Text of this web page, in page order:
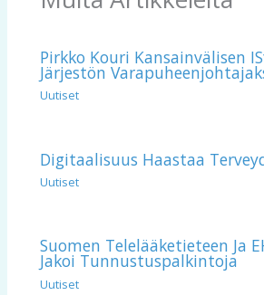
Pirkko Kouri Kansainvälisen
Järjestön
Uutiset
Digitaalisuus Haastaa
Uutiset
Suomen Telelääketieteen Ja
Jakoi Tunnustuspalkintoja
Uutiset